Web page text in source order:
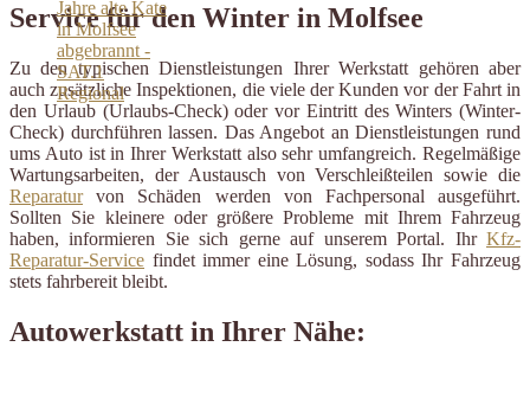
Service für den Winter in Molfsee
Zu den typischen Dienstleistungen Ihrer Werkstatt gehören aber
auch zusätzliche Inspektionen, die viele der Kunden vor der Fahrt in
den Urlaub (Urlaubs-Check) oder vor Eintritt des Winters (Winter-
Check) durchführen lassen. Das Angebot an Dienstleistungen rund
ums Auto ist in Ihrer Werkstatt also sehr umfangreich. Regelmäßige
Wartungsarbeiten, der Austausch von Verschleißteilen sowie die
Reparaturvon Schäden werden von Fachpersonal ausgeführt.
Sollten Sie kleinere oder größere Probleme mit Ihrem Fahrzeug
haben, informieren Sie sich gerne auf unserem Portal. Ihr Kfz-
Reparatur-Service findet immer eine Lösung, sodass Ihr Fahrzeug
stets fahrbereit bleibt.
Autowerkstatt in Ihrer Nähe: